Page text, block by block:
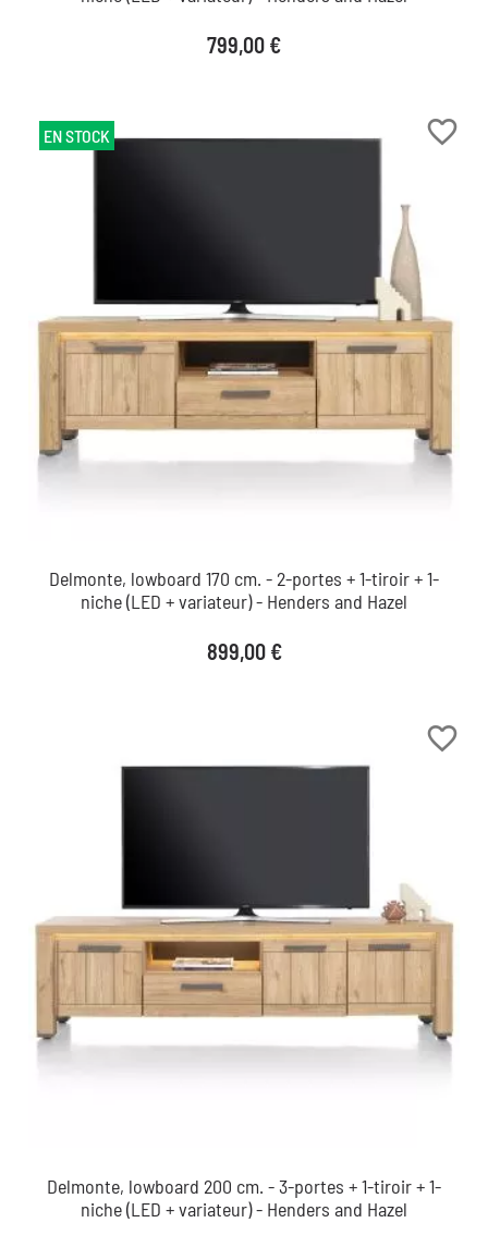
Prix
799,00 €
favorite_border
Delmonte, lowboard 170 cm. - 2-portes + 1-tiroir + 1-
niche (LED + variateur) - Henders and Hazel
Prix
899,00 €
EN STOCK
favorite_border
Delmonte, lowboard 200 cm. - 3-portes + 1-tiroir + 1-
niche (LED + variateur) - Henders and Hazel